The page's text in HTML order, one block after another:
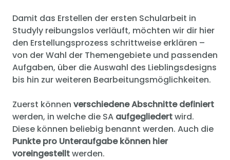
Damit das Erstellen der ersten Schularbeit in
Studyly reibungslos verläuft, möchten wir dir hier
den Erstellungsprozess schrittweise erklären –
von der Wahl der Themengebiete und passenden
Aufgaben, über die Auswahl des Lieblingsdesigns
bis hin zur weiteren Bearbeitungsmöglichkeiten.
Zuerst können verschiedene Abschnitte definiert
werden, in welche die SA aufgegliedertwird.
Diese können beliebig benannt werden. Auch die
Punkte pro Unteraufgabe können hier
voreingestelltwerden.